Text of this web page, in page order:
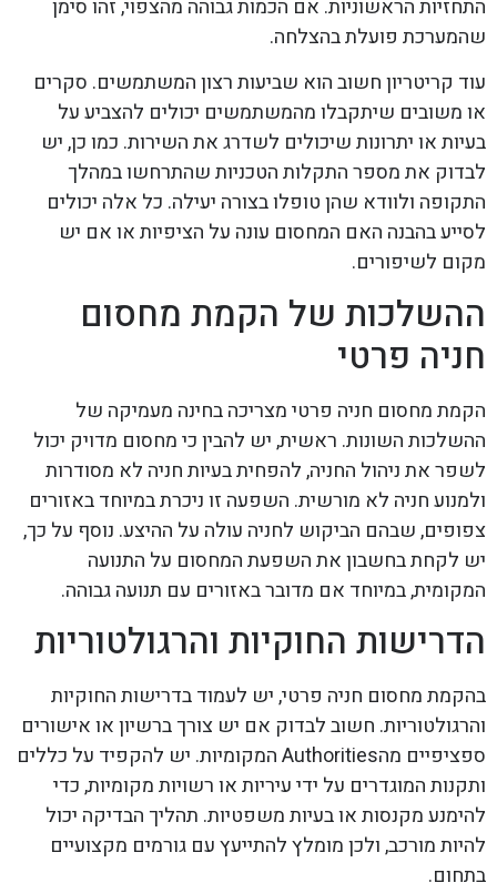
התחזיות הראשוניות. אם הכמות גבוהה מהצפוי, זהו סימן
שהמערכת פועלת בהצלחה.
עוד קריטריון חשוב הוא שביעות רצון המשתמשים. סקרים
או משובים שיתקבלו מהמשתמשים יכולים להצביע על
בעיות או יתרונות שיכולים לשדרג את השירות. כמו כן, יש
לבדוק את מספר התקלות הטכניות שהתרחשו במהלך
התקופה ולוודא שהן טופלו בצורה יעילה. כל אלה יכולים
לסייע בהבנה האם המחסום עונה על הציפיות או אם יש
מקום לשיפורים.
ההשלכות של הקמת מחסום
חניה פרטי
הקמת מחסום חניה פרטי מצריכה בחינה מעמיקה של
ההשלכות השונות. ראשית, יש להבין כי מחסום מדויק יכול
לשפר את ניהול החניה, להפחית בעיות חניה לא מסודרות
ולמנוע חניה לא מורשית. השפעה זו ניכרת במיוחד באזורים
צפופים, שבהם הביקוש לחניה עולה על ההיצע. נוסף על כך,
יש לקחת בחשבון את השפעת המחסום על התנועה
המקומית, במיוחד אם מדובר באזורים עם תנועה גבוהה.
הדרישות החוקיות והרגולטוריות
בהקמת מחסום חניה פרטי, יש לעמוד בדרישות החוקיות
והרגולטוריות. חשוב לבדוק אם יש צורך ברשיון או אישורים
ספציפיים מהAuthorities המקומיות. יש להקפיד על כללים
ותקנות המוגדרים על ידי עיריות או רשויות מקומיות, כדי
להימנע מקנסות או בעיות משפטיות. תהליך הבדיקה יכול
להיות מורכב, ולכן מומלץ להתייעץ עם גורמים מקצועיים
בתחום.